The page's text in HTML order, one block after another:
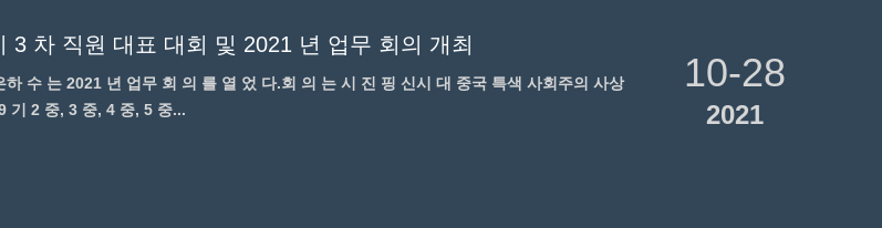
3 차 직원 대표 대회 및 2021 년 업무 회의 개최
수 는 2021 년 업무 회 의 를 열 었 다.회 의 는 시 진 핑 신시 대 중국 특색 사회주의 사상
기 2 중, 3 중, 4 중, 5 중...
10-28
2021